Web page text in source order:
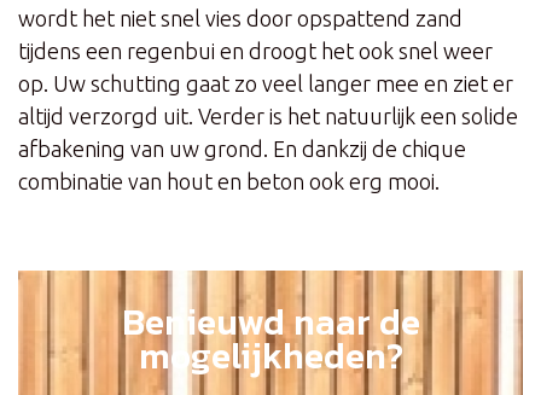
wordt het niet snel vies door opspattend zand
tijdens een regenbui en droogt het ook snel weer
op. Uw schutting gaat zo veel langer mee en ziet er
altijd verzorgd uit. Verder is het natuurlijk een solide
afbakening van uw grond. En dankzij de chique
combinatie van hout en beton ook erg mooi.
Benieuwd naar de
mogelijkheden?